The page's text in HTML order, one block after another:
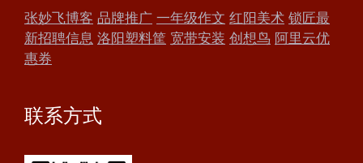
张妙飞博客 品牌推广 一年级作文 红阳美术 锁匠最
新招聘信息 洛阳塑料筐 宽带安装 创想鸟 阿里云优
惠券
联系方式